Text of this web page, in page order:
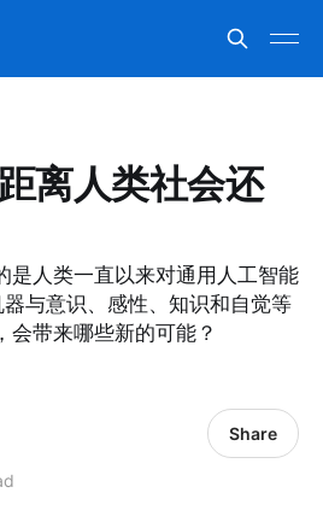
离人类社会还
是人类一直以来对通用人工智能
器与意识、感性、知识和自觉等
会带来哪些新的可能？
Share